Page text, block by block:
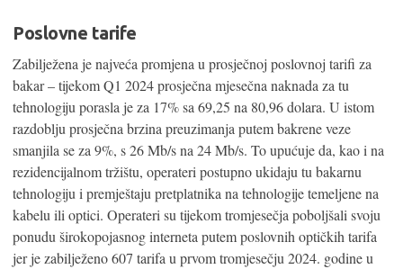
Poslovne tarife
Zabilježena je najveća promjena u prosječnoj poslovnoj tarifi za
bakar – tijekom Q1 2024 prosječna mjesečna naknada za tu
tehnologiju porasla je za 17% sa 69,25 na 80,96 dolara. U istom
razdoblju prosječna brzina preuzimanja putem bakrene veze
smanjila se za 9%, s 26 Mb/s na 24 Mb/s. To upućuje da, kao i na
rezidencijalnom tržištu, operateri postupno ukidaju tu bakarnu
tehnologiju i premještaju pretplatnika na tehnologije temeljene na
kabelu ili optici. Operateri su tijekom tromjesečja poboljšali svoju
ponudu širokopojasnog interneta putem poslovnih optičkih tarifa
jer je zabilježeno 607 tarifa u prvom tromjesečju 2024. godine u